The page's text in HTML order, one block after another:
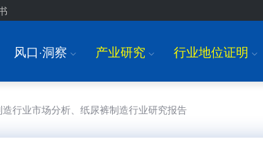
风口·洞察 I 产业研究 I 行业地位证明 I
行业市场分析、纸尿裤制造行业研究报告